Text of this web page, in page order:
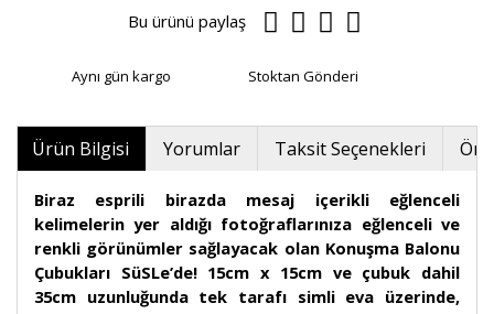
Bu ürünü paylaş
Aynı gün kargo Stoktan Gönderi
Ürün Bilgisi Yorumlar Taksit Seçenekleri
Biraz esprili birazda mesaj içerikli eğlenceli
kelimelerin yer aldığı fotoğraflarınıza eğlenceli ve
renkli görünümler sağlayacak olan Konuşma Balonu
Çubukları SüSLe’de! 15cm x 15cm ve çubuk dahil
35cm uzunluğunda tek tarafı simli eva üzerinde,